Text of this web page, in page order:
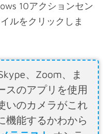
10アクションセン
ルをクリックしま
、Zoom、ま
スのアプリを使用
いのカメラがこれ
機能するかわから